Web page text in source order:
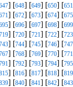
] [648] [649] [650] [651
] [672] [673] [674] [675
] [696] [697] [698] [699
] [720] [721] [722] [723
] [744] [745] [746] [747
] [768] [769] [770] [771
] [792] [793] [794] [795
] [816] [817] [818] [819
] [840] [841] [842] [843